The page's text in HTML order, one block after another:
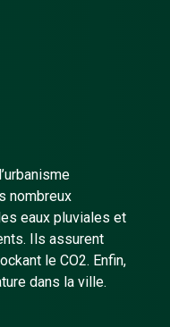
nombreux
eaux pluviales et
Ils assurent
le CO2. Enfin,
dans la ville.